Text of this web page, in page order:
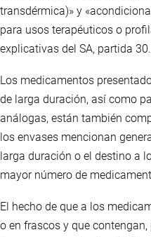
transdérmica)» y
para usos terapéuticos o
explicativas del SA, partida
Los medicamentos
de larga duración, así como
análogas, están también
los envases mencionan
larga duración o el destino a
mayor número de
El hecho de que a los
o en frascos y que